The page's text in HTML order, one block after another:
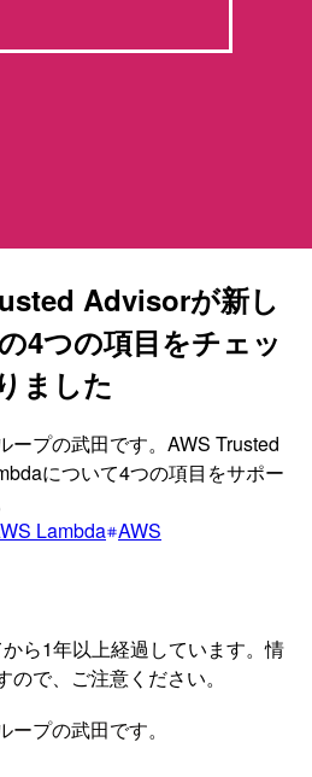
Advisorが新し
4つの項目をチェッ
ました
ープの武田です。AWS Trusted
について4つの項目をサポー
Lambda AWS
ら1年以上経過しています。情
で、ご注意ください。
プの武田です。